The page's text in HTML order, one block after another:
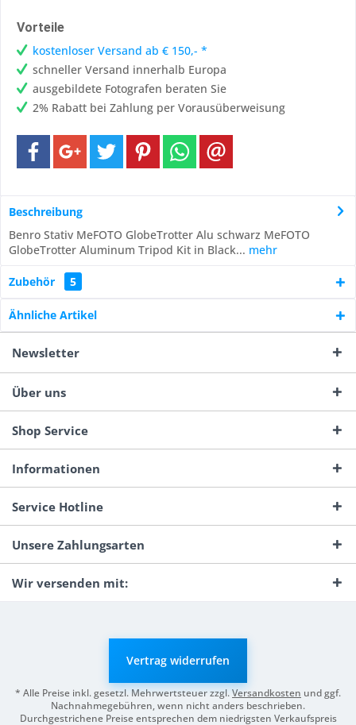
Vorteile
kostenloser Versand ab € 150,- *
schneller Versand innerhalb Europa
ausgebildete Fotografen beraten Sie
2% Rabatt bei Zahlung per Vorausüberweisung
Beschreibung
Benro Stativ MeFOTO GlobeTrotter Alu schwarz MeFOTO
GlobeTrotter Aluminum Tripod Kit in Black... mehr
Zubehör 5
Ähnliche Artikel
Newsletter
Über uns
Shop Service
Informationen
Service Hotline
Unsere Zahlungsarten
Wir versenden mit:
Vertrag widerrufen
* Alle Preise inkl. gesetzl. Mehrwertsteuer zzgl.Versandkosten und ggf.
Nachnahmegebühren, wenn nicht anders beschrieben.
Durchgestrichene Preise entsprechen dem niedrigsten Verkaufspreis